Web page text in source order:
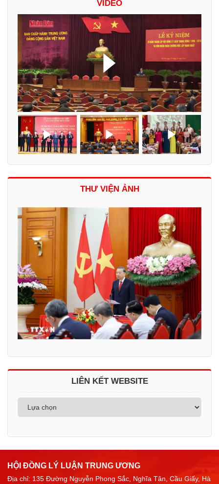
VIDEO
THƯ VIỆN ẢNH
LIÊN KẾT WEBSITE
HỘI ĐỒNG LÝ LUẬN TRUNG ƯƠNG
Địa chỉ: 135 Đường Nguyễn Phong Sắc, Nghĩa Tân, Cầu Giấy, Hà